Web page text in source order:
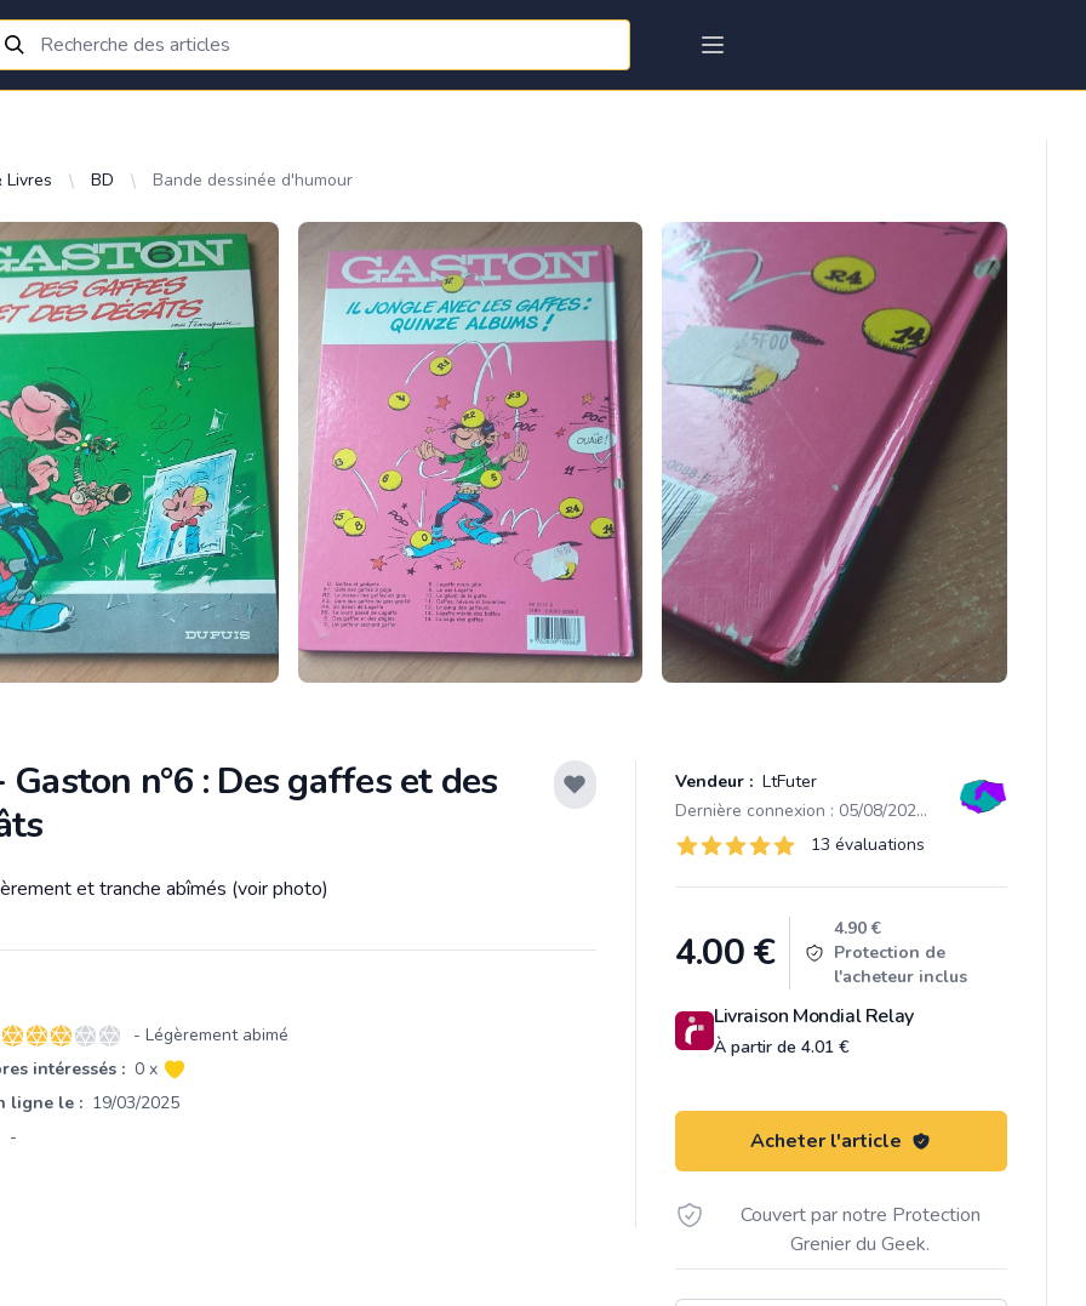
Livres BD Bande dessinée d'humour
Gaston n°6 : Des gaffes et des
Vendeur : LtFuter
Dernière connexion : 05/08/2026 19:21
Évaluations
13 sur 5 étoiles 13 évaluations
Product information
4.00€
4.90 €
Protection de
l'acheteur inclus
Livraison Mondial Relay
À partir de 4.01 €
Acheter l'article
Couvert par notre Protection
Grenier du Geek.
et tranche abîmés (voir photo)
3 sur 5 étoiles
- Légèrement abimé
intéressés : 0 x
ligne le : 19/03/2025
-